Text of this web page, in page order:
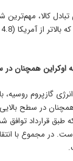
میلیون تن تبادل کالا،
گازپروم
در سطح